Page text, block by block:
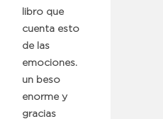
libro que
cuenta esto
de las
emociones.
un beso
enorme y
gracias